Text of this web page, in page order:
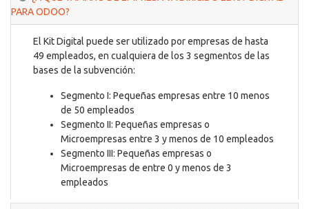
PARA ODOO?
El Kit Digital puede ser utilizado por empresas de hasta
49 empleados, en cualquiera de los 3 segmentos de las
bases de la subvención:
Segmento I: Pequeñas empresas entre 10 menos
de 50 empleados
Segmento II: Pequeñas empresas o
Microempresas entre 3 y menos de 10 empleados
Segmento III: Pequeñas empresas o
Microempresas de entre 0 y menos de 3
empleados